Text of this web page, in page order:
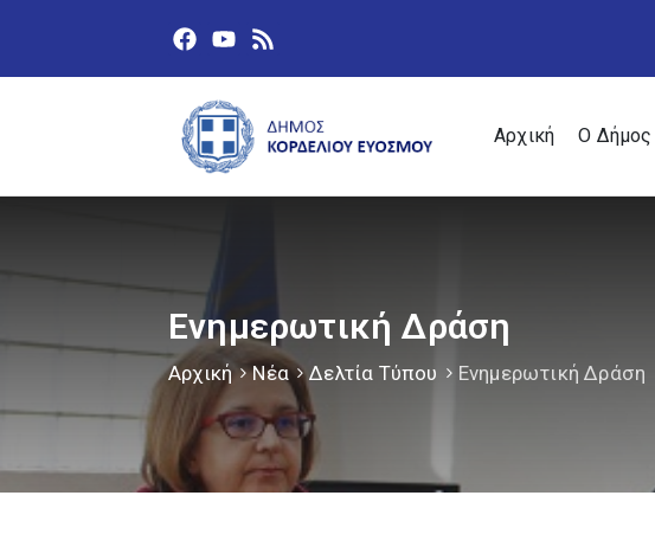
Αρχική Ο Δήμος
Ενημερωτική Δράση
Αρχική Νέα Δελτία Τύπου Ενημερωτική Δράση